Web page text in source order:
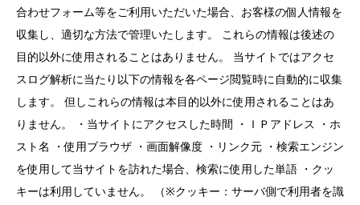
合わせフォーム等をご利用いただいた場合、お客様の個人情報を
収集し、適切な方法で管理いたします。 これらの情報は後述の
目的以外に使用されることはありません。 当サイトではアクセ
スログ解析に当たり以下の情報を各ページ閲覧時に自動的に収集
します。 但しこれらの情報は本目的以外に使用されることはあ
りません。 ・当サイトにアクセスした時間 ・ＩＰアドレス ・ホ
スト名 ・使用ブラウザ ・画面解像度 ・リンク元 ・検索エンジン
を使用して当サイトを訪れた場合、検索に使用した単語 ・クッ
キーは利用していません。 （※クッキー：サーバ側で利用者を識